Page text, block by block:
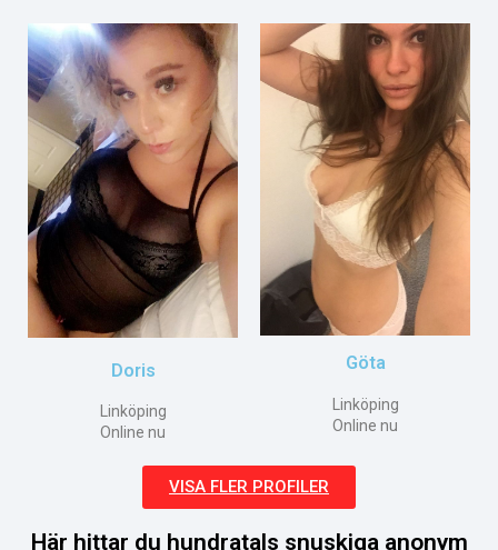
Doris
Linköping
Online nu
Göta
Linköping
Online nu
VISA FLER PROFILER
Här hittar du hundratals snuskiga anonym